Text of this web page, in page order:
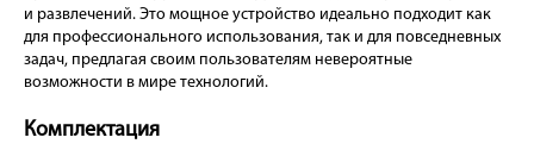
и развлечений. Это мощное устройство идеально подходит как
для профессионального использования, так и для повседневных
задач, предлагая своим пользователям невероятные
возможности в мире технологий.
Комплектация